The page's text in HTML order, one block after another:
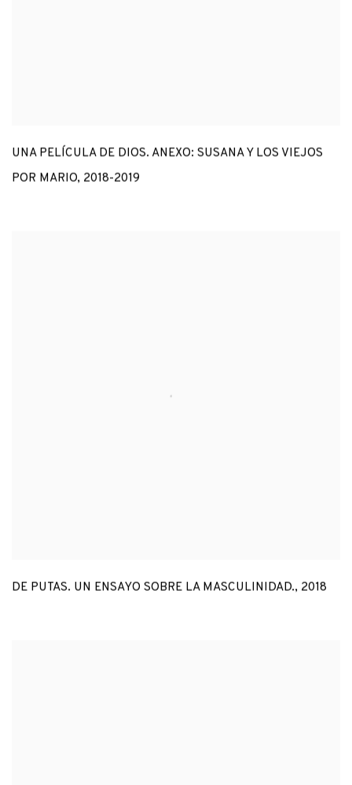
UNA PELÍCULA DE DIOS. ANEXO: SUSANA Y LOS VIEJOS
POR MARIO, 2018-2019
DE PUTAS. UN ENSAYO SOBRE LA MASCULINIDAD., 2018